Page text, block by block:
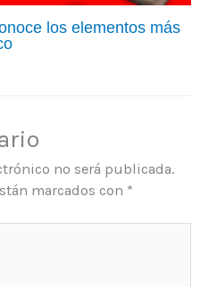
los elementos más
no será publicada.
marcados con *